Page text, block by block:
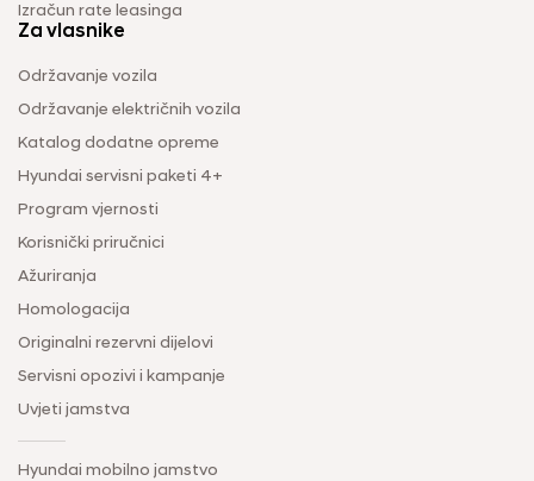
Izračun rate leasinga
Za vlasnike
Održavanje vozila
Održavanje električnih vozila
Katalog dodatne opreme
Hyundai servisni paketi 4+
Program vjernosti
Korisnički priručnici
Ažuriranja
Homologacija
Originalni rezervni dijelovi
Servisni opozivi i kampanje
Uvjeti jamstva
Hyundai mobilno jamstvo